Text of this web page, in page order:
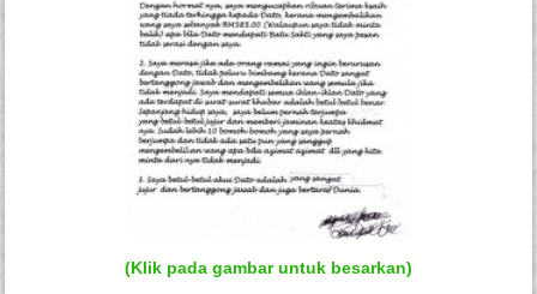
(Klik pada gambar untuk besarkan)